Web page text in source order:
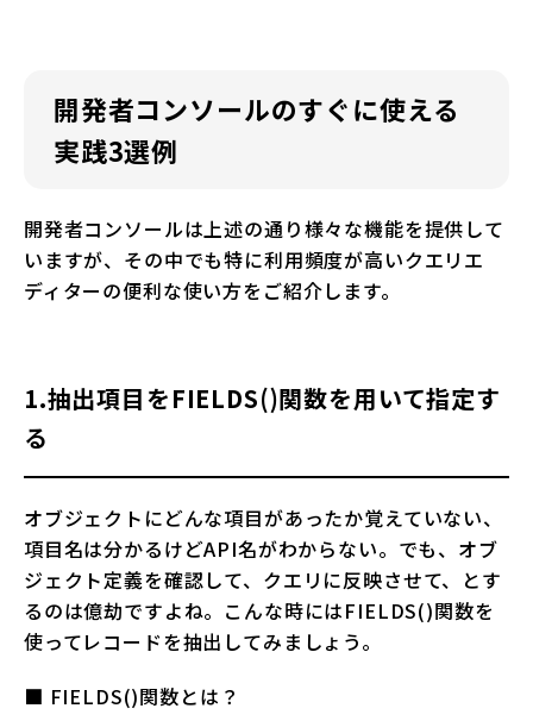
開発者コンソールのすぐに使える
実践3選例
開発者コンソールは上述の通り様々な機能を提供して
いますが、その中でも特に利用頻度が高いクエリエ
ディターの便利な使い方をご紹介します。
1.抽出項目をFIELDS()関数を用いて指定す
る
オブジェクトにどんな項目があったか覚えていない、
項目名は分かるけどAPI名がわからない。でも、オブ
ジェクト定義を確認して、クエリに反映させて、とす
るのは億劫ですよね。こんな時にはFIELDS()関数を
使ってレコードを抽出してみましょう。
■ FIELDS()関数とは？